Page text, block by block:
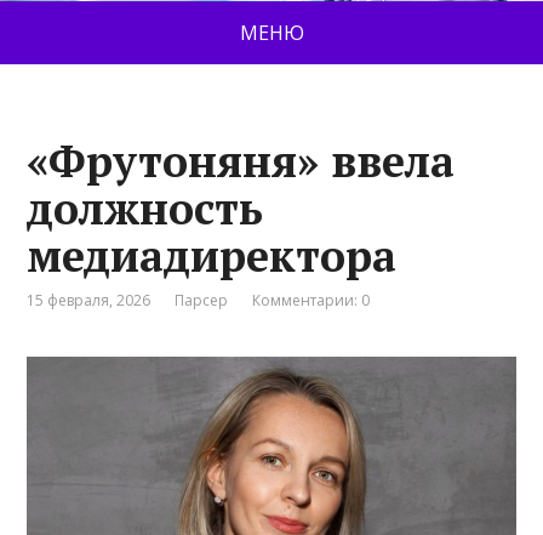
МЕНЮ
«Фрутоняня» ввела
должность
медиадиректора
15 февраля, 2026 Парсер Комментарии: 0